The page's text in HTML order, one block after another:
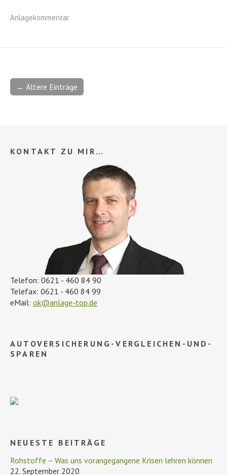
Anlagekommentar
← Ältere Einträge
KONTAKT ZU MIR…
Telefon: 0621 - 460 84 90
Telefax: 0621 - 460 84 99
eMail: ok@anlage-top.de
AUTOVERSICHERUNG-VERGLEICHEN-UND-
SPAREN
NEUESTE BEITRÄGE
Rohstoffe – Was uns vorangegangene Krisen lehren können
22. September 2020